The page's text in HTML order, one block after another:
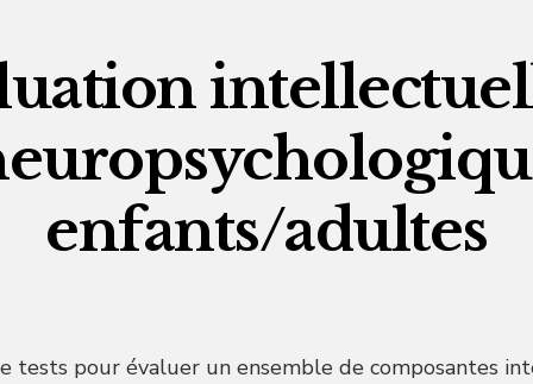
enfants/adultes
tests pour évaluer un ensemble de composantes